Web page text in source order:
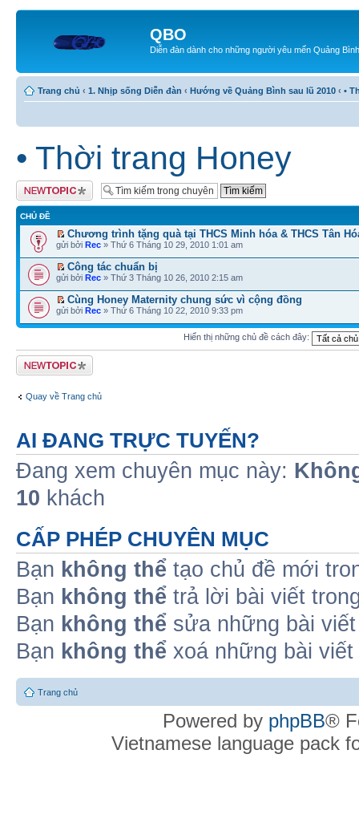
QBO
Diễn đàn dành cho những người yêu mến Quảng Bình
Trang chủ ‹ 1. Nhịp sống Diễn đàn ‹ Hướng về Quảng Bình sau lũ 2010 ‹ •
• Thời trang Honey
Tạo chủ đề mới
CHỦ ĐỀ
Chương trình tặng quà tại THCS Minh hóa & THCS Tân
gửi bởi Rec » Thứ 6 Tháng 10 29, 2010 1:01 am
Công tác chuẩn bị
gửi bởi Rec » Thứ 3 Tháng 10 26, 2010 2:15 am
Cùng Honey Maternity chung sức vì cộng đồng
gửi bởi Rec » Thứ 6 Tháng 10 22, 2010 9:33 pm
Hiển thị những chủ đề cách đây:
Tạo chủ đề mới
Quay về Trang chủ
AI ĐANG TRỰC TUYẾN?
Đang xem chuyên mục này:
10 khách
CẤP PHÉP CHUYÊN MỤC
Bạn không thể tạo chủ đề mới
Bạn không thể trả lời bài viết
Bạn không thể sửa những bài
Bạn không thể xoá những bài
Trang chủ
Powered by phpBB®
Vietnamese language pack